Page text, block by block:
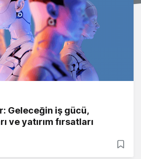
Geleceğin iş gücü,
ve yatırım fırsatları